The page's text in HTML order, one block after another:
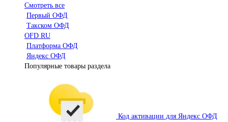
Смотреть все
Первый ОФД
Такском ОФД
OFD RU
Платформа ОФД
Яндекс ОФД
Популярные товары раздела
Код активации для Яндекс ОФД